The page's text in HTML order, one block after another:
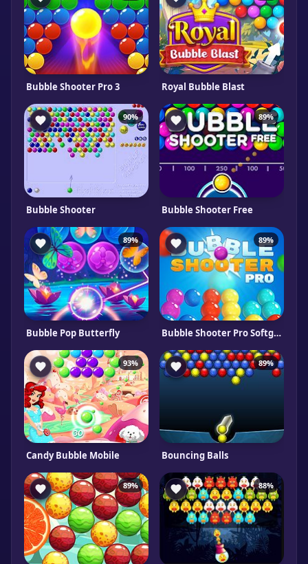
Bubble Shooter Pro 3 Royal Bubble Blast
90%
Bubble Shooter
89%
Bubble Shooter Free
89%
Bubble Pop Butterfly
89%
Bubble Shooter Pro Softgames
93%
Candy Bubble Mobile
89%
Bouncing Balls
89% 88%